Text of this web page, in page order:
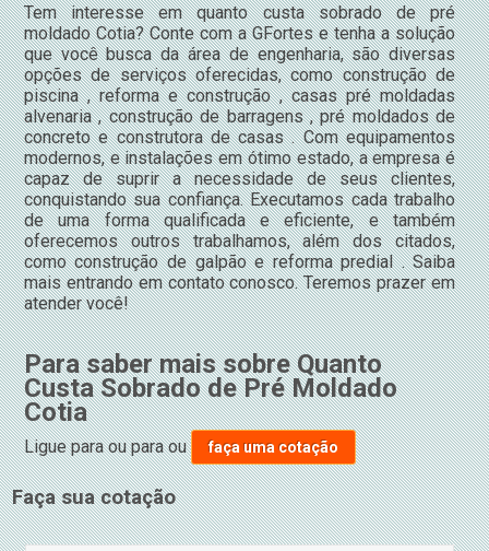
Tem interesse em quanto custa sobrado de pré
moldado Cotia? Conte com a GFortes e tenha a solução
que você busca da área de engenharia, são diversas
opções de serviços oferecidas, como construção de
piscina , reforma e construção , casas pré moldadas
alvenaria , construção de barragens , pré moldados de
concreto e construtora de casas . Com equipamentos
modernos, e instalações em ótimo estado, a empresa é
capaz de suprir a necessidade de seus clientes,
conquistando sua confiança. Executamos cada trabalho
de uma forma qualificada e eficiente, e também
oferecemos outros trabalhamos, além dos citados,
como construção de galpão e reforma predial . Saiba
mais entrando em contato conosco. Teremos prazer em
atender você!
Para saber mais sobre Quanto
Custa Sobrado de Pré Moldado
Cotia
Ligue paraou paraou faça uma cotação
Faça sua cotação